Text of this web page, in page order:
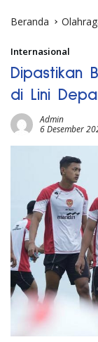
Beranda
Internasional
Dipastikan
di Lini
Admin
6 Desember